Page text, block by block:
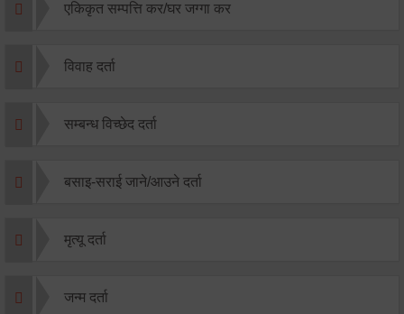
एकिकृत सम्पत्ति कर/घर जग्गा कर
विवाह दर्ता
सम्बन्ध विच्छेद दर्ता
बसाइ-सराई जाने/आउने दर्ता
मृत्यू दर्ता
जन्म दर्ता